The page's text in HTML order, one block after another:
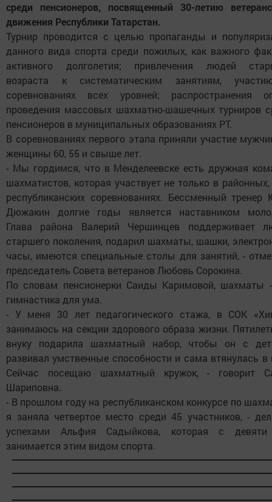
среди пенсионеров, посвященный 30-летию
движения Республики Татарстан.
Турнир проводится с целью пропаганды и
данного вида спорта среди пожилых, как важного
активного долголетия; привлечения людей
возраста к систематическим занятиям,
соревнованиях всех уровней; распространения
проведения массовых шахматно-шашечных турниров
пенсионеров в муниципальных образованиях РТ.
В соревнованиях первого этапа приняли участие
женщины 60, 55 и свыше лет.
- Мы гордимся, что в Менделеевске есть дружная
шахматистов, которая участвует не только в
республиканских соревнованиях. Бессменный тренер
Дюжакин долгие годы является наставником
Глава района Валерий Чершинцев поддерживает
старшего поколения, подарил шахматы, шашки,
часы, имеются специальные столы для занятий, -
председатель Совета ветеранов Любовь Сорокина.
По словам пенсионерки Саиды Каримовой, шахматы
гимнастика для ума.
- У меня 30 лет педагогического стажа, в СОК
занимаюсь на секции здорового образа жизни.
внуку подарила шахматный набор, чтобы он с
развивал умственные способности и сама втянулась в
Сейчас посещаю шахматный кружок, - говорит
Шариповна.
- В прошлом году на республиканском конкурсе по
я заняла четвертое место среди 45 участников, -
успехами Альфия Садыйкова, которая с
занимается этим видом спорта.